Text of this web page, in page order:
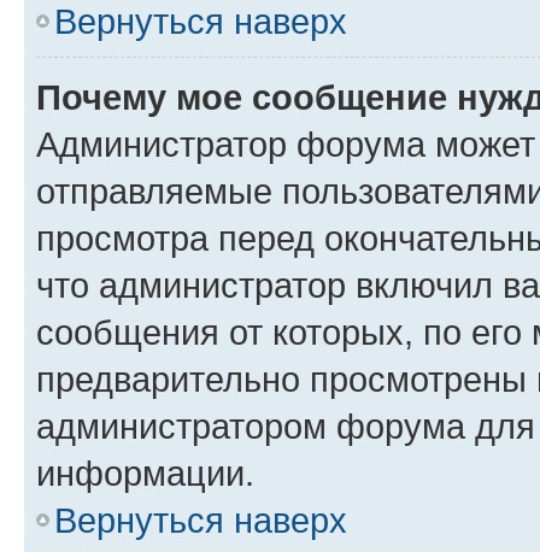
Вернуться наверх
Почему мое сообщение
Администратор форума
отправляемые
просмотра перед
что администратор включил
сообщения от которых, по
предварительно
администратором форума
информации.
Вернуться наверх